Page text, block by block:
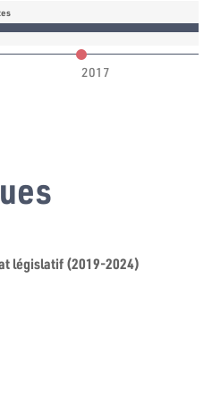
2017
législatif (2019-2024)